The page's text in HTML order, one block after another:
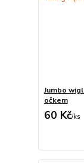
Jumbo
očkem
60 Kč/ks